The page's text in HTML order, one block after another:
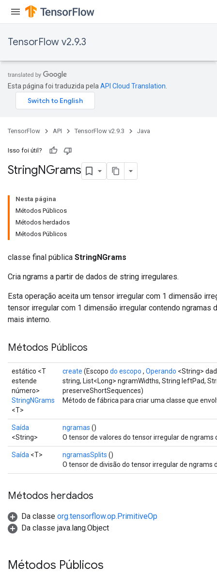
TensorFlow v2.9.3
Esta página foi traduzida pela API Cloud Translation
TensorFlow API TensorFlow v2.9.3 Java
Isso foi útil?
StringNGrams
Nesta página
Métodos Públicos
Métodos herdados
Métodos Públicos
classe final pública StringNGrams
Cria ngrams a partir de dados de string irregulares.
Esta operação aceita um tensor irregular com 1 dimensão
tensor irregular com 1 dimensão irregular contendo ngramas
mais interno.
Métodos Públicos
estático <T
estende
número>
StringNGrams
<T>
create (Escopo do escopo , Operando <String>
string, List<Long> ngramWidths, String leftPad,
preserveShortSequences)
Método de fábrica para criar uma classe que
Saída
<String>
ngramas ()
O tensor de valores do tensor irregular de ngrams
Saída <T> ngramasSplits ()
O tensor de divisão do tensor irregular de ngrams
Métodos herdados
Da classe org.tensorflow.op.PrimitiveOp
Da classe java.lang.Object
Métodos Públicos